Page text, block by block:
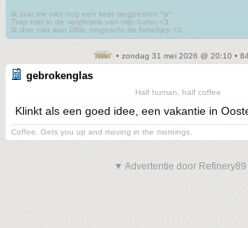
Ik laat me niet nog een keer wegpesten ^p^
Trap niet in de verzinsels van mijn hater <3
Ik doe niet aan DMs, ongeacht de fabeltjes <3
• zondag 31 mei 2026 @ 20:10 •
gebrokenglas
Half human, half coffee
Klinkt als een goed idee, een vakantie in
Coffee. Gets you up and moving in the mornings.
▼ Advertentie door Refinery89